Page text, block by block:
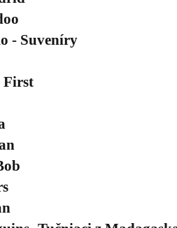
- Suveníry
First